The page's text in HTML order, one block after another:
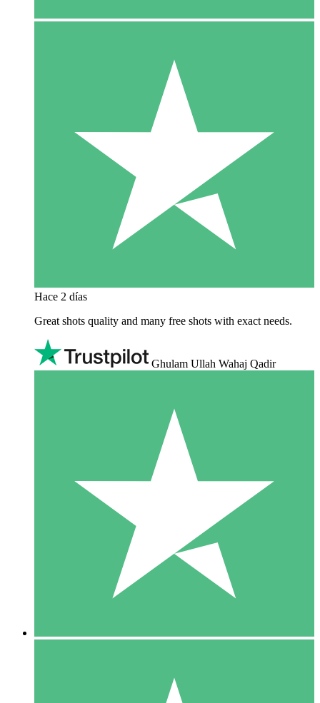
Hace 2 días
Great shots quality and many free shots with exact needs.
Ghulam Ullah Wahaj Qadir